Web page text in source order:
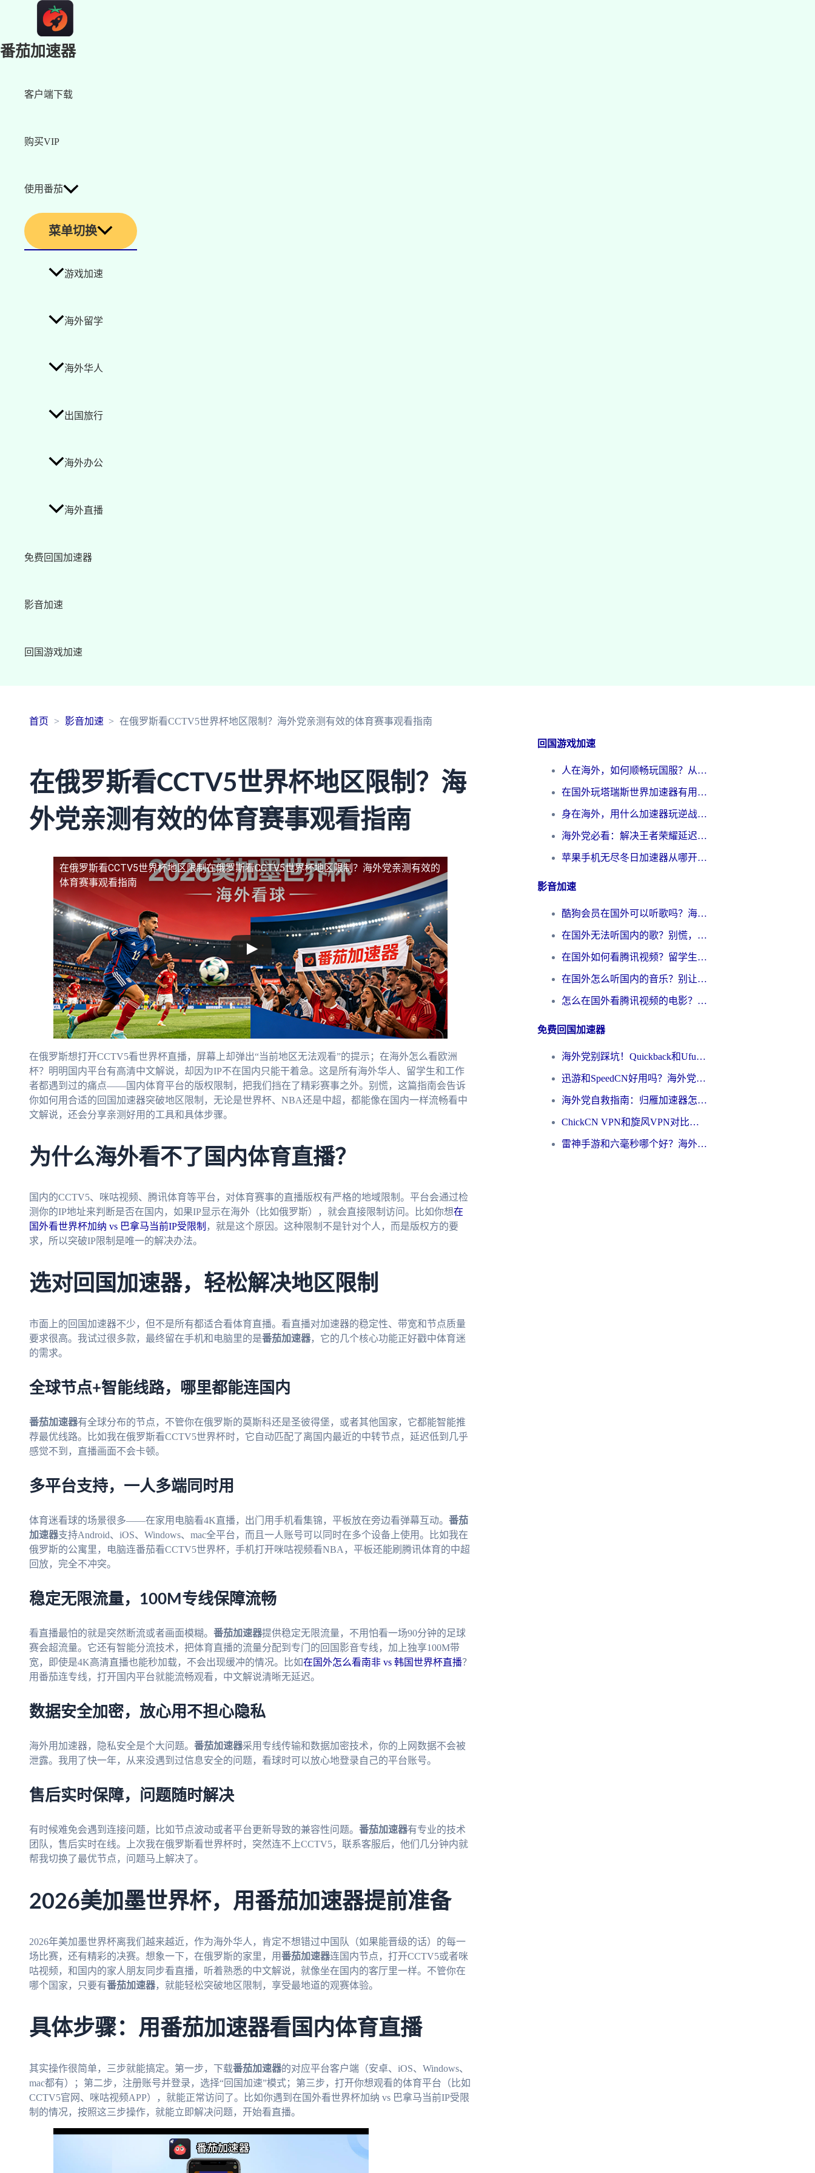
番茄加速器
客户端下载
购买VIP
使用番茄
菜单切换
游戏加速
海外留学
海外华人
出国旅行
海外办公
海外直播
免费回国加速器
影音加速
回国游戏加速
首页 影音加速 在俄罗斯看CCTV5世界杯地区限制？海外党亲测有效的体育赛事观看指南
在俄罗斯看CCTV5世界杯地区限制？海
外党亲测有效的体育赛事观看指南
在俄罗斯看CCTV5世界杯地区限制在俄罗斯看CCTV5世界杯地区限制？海外党亲测有效的
体育赛事观看指南
在俄罗斯想打开CCTV5看世界杯直播，屏幕上却弹出“当前地区无法观看”的提示；在海外怎么看欧洲
杯？明明国内平台有高清中文解说，却因为IP不在国内只能干着急。这是所有海外华人、留学生和工作
者都遇到过的痛点——国内体育平台的版权限制，把我们挡在了精彩赛事之外。别慌，这篇指南会告诉
你如何用合适的回国加速器突破地区限制，无论是世界杯、NBA还是中超，都能像在国内一样流畅看中
文解说，还会分享亲测好用的工具和具体步骤。
为什么海外看不了国内体育直播？
国内的CCTV5、咪咕视频、腾讯体育等平台，对体育赛事的直播版权有严格的地域限制。平台会通过检
测你的IP地址来判断是否在国内，如果IP显示在海外（比如俄罗斯），就会直接限制访问。比如你想在
国外看世界杯加纳 vs 巴拿马当前IP受限制 ，就是这个原因。这种限制不是针对个人，而是版权方的要
求，所以突破IP限制是唯一的解决办法。
选对回国加速器，轻松解决地区限制
市面上的回国加速器不少，但不是所有都适合看体育直播。看直播对加速器的稳定性、带宽和节点质量
要求很高。我试过很多款，最终留在手机和电脑里的是番茄加速器，它的几个核心功能正好戳中体育迷
的需求。
全球节点+智能线路，哪里都能连国内
番茄加速器有全球分布的节点，不管你在俄罗斯的莫斯科还是圣彼得堡，或者其他国家，它都能智能推
荐最优线路。比如我在俄罗斯看CCTV5世界杯时，它自动匹配了离国内最近的中转节点，延迟低到几乎
感觉不到，直播画面不会卡顿。
多平台支持，一人多端同时用
体育迷看球的场景很多——在家用电脑看4K直播，出门用手机看集锦，平板放在旁边看弹幕互动。 番茄
加速器支持Android、iOS、Windows、mac全平台，而且一人账号可以同时在多个设备上使用。比如我在
俄罗斯的公寓里，电脑连番茄看CCTV5世界杯，手机打开咪咕视频看NBA，平板还能刷腾讯体育的中超
回放，完全不冲突。
稳定无限流量，100M专线保障流畅
看直播最怕的就是突然断流或者画面模糊。 番茄加速器提供稳定无限流量，不用怕看一场90分钟的足球
赛会超流量。它还有智能分流技术，把体育直播的流量分配到专门的回国影音专线，加上独享100M带
宽，即使是4K高清直播也能秒加载，不会出现缓冲的情况。比如在国外怎么看南非 vs 韩国世界杯直播？
用番茄连专线，打开国内平台就能流畅观看，中文解说清晰无延迟。
数据安全加密，放心用不担心隐私
海外用加速器，隐私安全是个大问题。 番茄加速器采用专线传输和数据加密技术，你的上网数据不会被
泄露。我用了快一年，从来没遇到过信息安全的问题，看球时可以放心地登录自己的平台账号。
售后实时保障，问题随时解决
有时候难免会遇到连接问题，比如节点波动或者平台更新导致的兼容性问题。 番茄加速器有专业的技术
团队，售后实时在线。上次我在俄罗斯看世界杯时，突然连不上CCTV5，联系客服后，他们几分钟内就
帮我切换了最优节点，问题马上解决了。
2026美加墨世界杯，用番茄加速器提前准备
2026年美加墨世界杯离我们越来越近，作为海外华人，肯定不想错过中国队（如果能晋级的话）的每一
场比赛，还有精彩的决赛。想象一下，在俄罗斯的家里，用番茄加速器连国内节点，打开CCTV5或者咪
咕视频，和国内的家人朋友同步看直播，听着熟悉的中文解说，就像坐在国内的客厅里一样。不管你在
哪个国家，只要有番茄加速器，就能轻松突破地区限制，享受最地道的观赛体验。
具体步骤：用番茄加速器看国内体育直播
其实操作很简单，三步就能搞定。第一步，下载番茄加速器的对应平台客户端（安卓、iOS、Windows、
mac都有）；第二步，注册账号并登录，选择“回国加速”模式；第三步，打开你想观看的体育平台（比如
CCTV5官网、咪咕视频APP），就能正常访问了。比如你遇到在国外看世界杯加纳 vs 巴拿马当前IP受限
制的情况，按照这三步操作，就能立即解决问题，开始看直播。
回国游戏加速
人在海外，如何顺畅玩国服？从《王者荣耀》到《云图计划》的加速器终极指南
在国外玩塔瑞斯世界加速器有用吗？海外玩家亲测后的真实答案
身在海外，用什么加速器玩逆战才能告别延迟？
海外党必看：解决王者荣耀延迟的加速器终极指南——从EVE到猫和老鼠，一个工具全搞定
苹果手机无尽冬日加速器从哪开启？海外玩家的冬日生存指南
影音加速
酷狗会员在国外可以听歌吗？海外党亲测有效：3步解决音乐权限难题
在国外无法听国内的歌？别慌，这样操作就能畅听QQ音乐（附亲测加速器推荐）
在国外如何看腾讯视频？留学生亲测有效的回国加速方案
在国外怎么听国内的音乐？别让版权限制断了你的华语歌单
怎么在国外看腾讯视频的电影？海外党亲测有效的回国加速指南
免费回国加速器
海外党别踩坑！Quickback和UfunR好用吗？选对回国加速器才能无缝刷国内资源
迅游和SpeedCN好用吗？海外党如何破解那道看不见的墙
海外党自救指南：归雁加速器怎么样？教你避开坑实现国内资源无缝访问
ChickCN VPN和旋风VPN对比哪个回国效果更好？海外用户的选择困境与出路
雷神手游和六毫秒哪个好？海外党如何真正解锁国内资源